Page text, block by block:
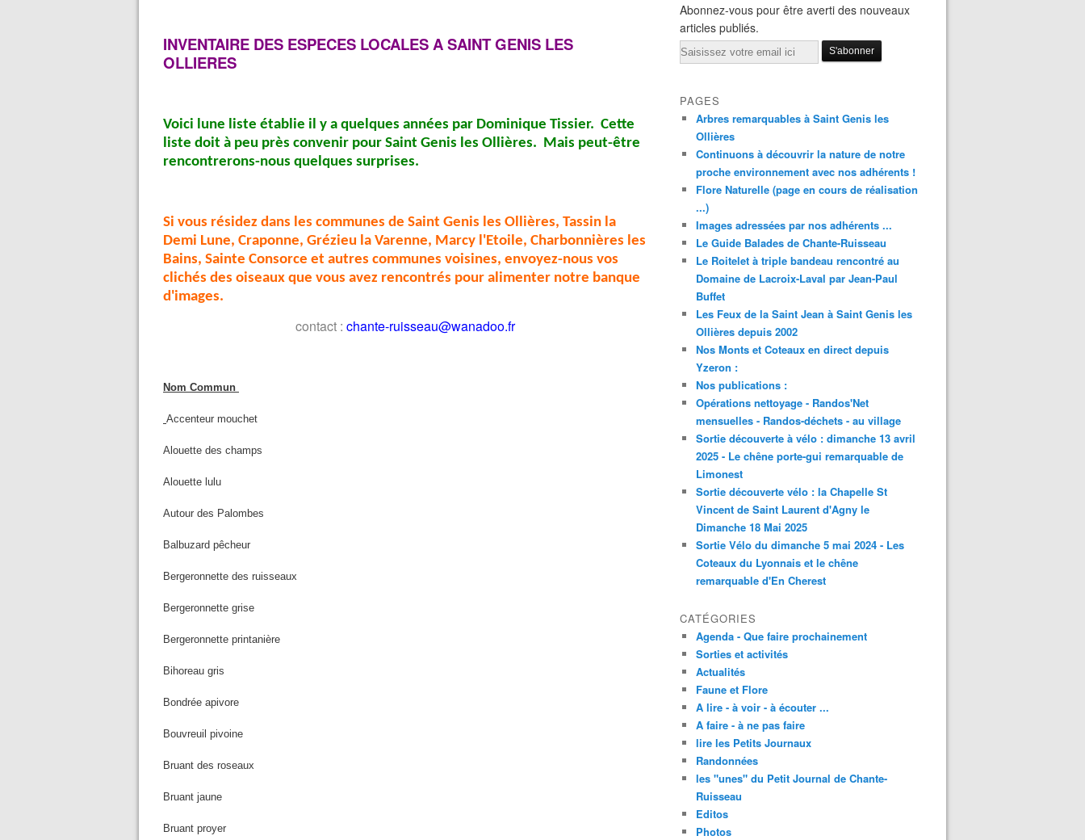
INVENTAIRE DES ESPECES LOCALES A SAINT GENIS LES
OLLIERES
Voici lune liste établie il y a quelques années par Dominique Tissier. Cette
liste doit à peu près convenir pour Saint Genis les Ollières. Mais peut-être
rencontrerons-nous quelques surprises.
Si vous résidez dans les communes de Saint Genis les Ollières, Tassin la
Demi Lune, Craponne, Grézieu la Varenne, Marcy l'Etoile, Charbonnières les
Bains, Sainte Consorce et autres communes voisines, envoyez-nous vos
clichés des oiseaux que vous avez rencontrés pour alimenter notre banque
d'images.
contact : chante-ruisseau@wanadoo.fr
Nom Commun
Accenteur mouchet
Alouette des champs
Alouette lulu
Autour des Palombes
Balbuzard pêcheur
Bergeronnette des ruisseaux
Bergeronnette grise
Bergeronnette printanière
Bihoreau gris
Bondrée apivore
Bouvreuil pivoine
Bruant des roseaux
Bruant jaune
Bruant proyer
Abonnez-vous pour être averti des nouveaux
articles publiés.
Email
PAGES
Arbres remarquables à Saint Genis les
Ollières
Continuons à découvrir la nature de notre
proche environnement avec nos adhérents !
Flore Naturelle (page en cours de réalisation
...)
Images adressées par nos adhérents ...
Le Guide Balades de Chante-Ruisseau
Le Roitelet à triple bandeau rencontré au
Domaine de Lacroix-Laval par Jean-Paul
Buffet
Les Feux de la Saint Jean à Saint Genis les
Ollières depuis 2002
Nos Monts et Coteaux en direct depuis
Yzeron :
Nos publications :
Opérations nettoyage - Randos'Net
mensuelles - Randos-déchets - au village
Sortie découverte à vélo : dimanche 13 avril
2025 - Le chêne porte-gui remarquable de
Limonest
Sortie découverte vélo : la Chapelle St
Vincent de Saint Laurent d'Agny le
Dimanche 18 Mai 2025
Sortie Vélo du dimanche 5 mai 2024 - Les
Coteaux du Lyonnais et le chêne
remarquable d'En Cherest
CATÉGORIES
Agenda - Que faire prochainement
Sorties et activités
Actualités
Faune et Flore
A lire - à voir - à écouter ...
A faire - à ne pas faire
lire les Petits Journaux
Randonnées
les "unes" du Petit Journal de Chante-
Ruisseau
Editos
Photos